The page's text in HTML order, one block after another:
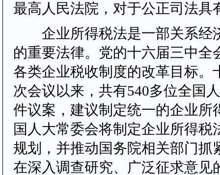
最高人民法院，对于公正司法具
企业所得税法是一部关系经
的重要法律。党的十六届三中全
各类企业税收制度的改革目标。
次会议以来，共有540多位全国
件议案，建议制定统一的企业所
国人大常委会将制定企业所得税
规划，并推动国务院相关部门抓
在深入调查研究、广泛征求意见